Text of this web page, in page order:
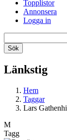
Topplistor
Annonsera
Logga in
Länkstig
Hem
Taggar
Lars
M
Tagg